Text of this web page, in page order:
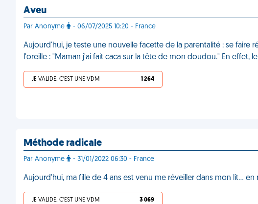
Aveu
Par Anonyme - 06/07/2025 10:20 - France
Aujourd'hui, je teste une nouvelle facette de la parentalité : se faire
l'oreille : "Maman j'ai fait caca sur la tête de mon doudou." En effet,
JE VALIDE, C'EST UNE VDM 1 264
Méthode radicale
Par Anonyme - 31/01/2022 06:30 - France
Aujourd'hui, ma fille de 4 ans est venu me réveiller dans mon lit… en
JE VALIDE, C'EST UNE VDM 3 069